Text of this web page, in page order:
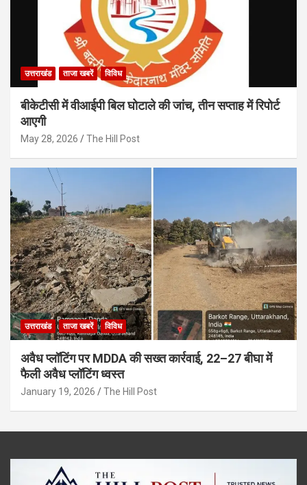
उत्तराखंड ताजा खबरें विविध
बीकेटीसी में वीआईपी बिल घोटाले की जांच, तीन सप्ताह में रिपोर्ट
आएगी
May 28, 2026 The Hill Post
उत्तराखंड ताजा खबरें विविध
अवैध प्लॉटिंग पर MDDA की सख्त कार्रवाई, 22–27 बीघा में
फैली अवैध प्लॉटिंग ध्वस्त
January 19, 2026 The Hill Post